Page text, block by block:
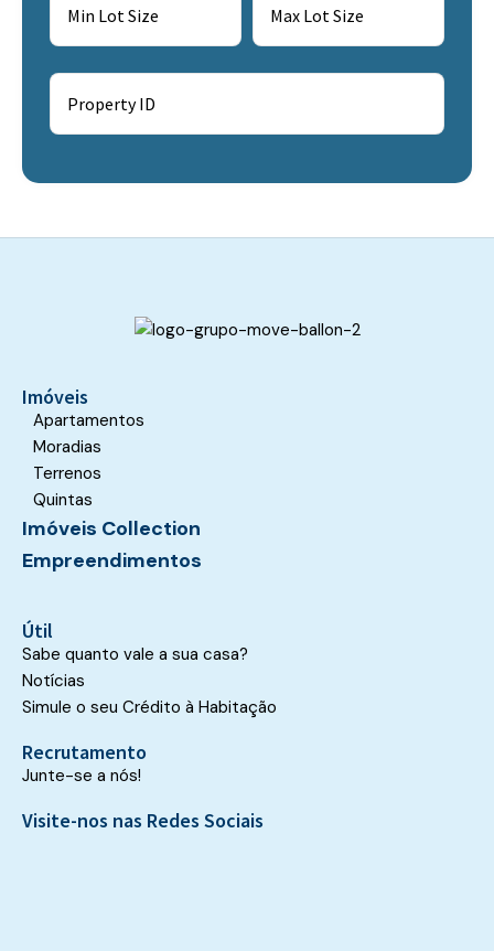
Imóveis
Apartamentos
Moradias
Terrenos
Quintas
Imóveis Collection
Empreendimentos
Útil
Sabe quanto vale a sua casa?
Notícias
Simule o seu Crédito à Habitação
Recrutamento
Junte-se a nós!
Visite-nos nas Redes Sociais